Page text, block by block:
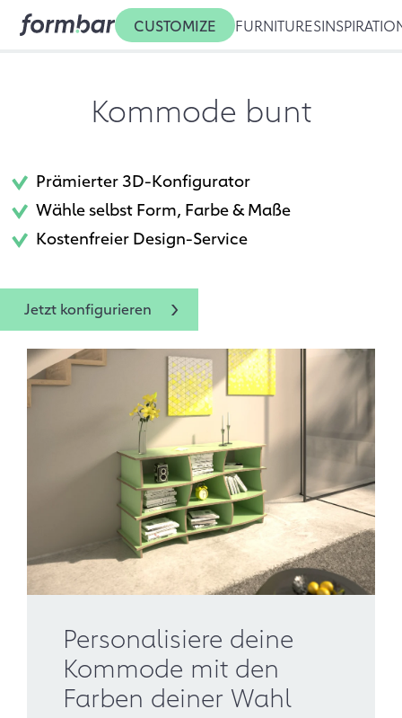
CUSTOMIZE FURNITURES
Kommode bunt
Prämierter 3D-Konfigurator
Wähle selbst Form, Farbe & Maße
Kostenfreier Design-Service
Jetzt konfigurieren
Personalisiere deine
Kommode mit den
Farben deiner Wahl